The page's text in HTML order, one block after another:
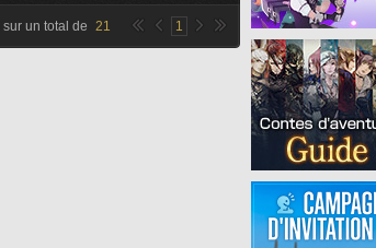
sur un total de 21 1